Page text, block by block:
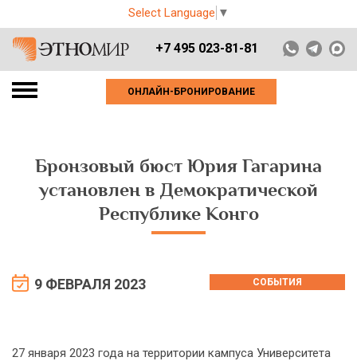
Select Language ▼
+7 495 023-81-81
ОНЛАЙН-БРОНИРОВАНИЕ
Бронзовый бюст Юрия Гагарина
установлен в Демократической
Республике Конго
9 ФЕВРАЛЯ 2023 СОБЫТИЯ
27 января 2023 года на территории кампуса Университета